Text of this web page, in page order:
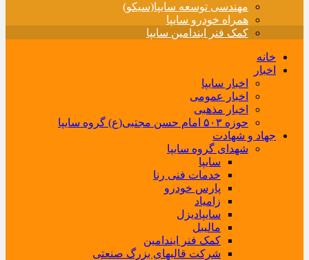
مهندسی توسعه سایپا(سیکو)
همراه خودرو سایپا
کمک فنر ایندامین سایپا
خانه
اخبار
اخبار سایپا
اخبار عمومی
اخبار مذهبی
حوزه ۵۰۳ امام حسن مجتبی(ع) گروه سایپا
جهاد و شهادت
شهدای گروه سایپا
سایپا
خدمات فنی رنا
پارس خودرو
زامیاد
سایپادیزل
مالیبل
کمک فنر ایندامین
شرکت قالبهای بزرگ صنعتی